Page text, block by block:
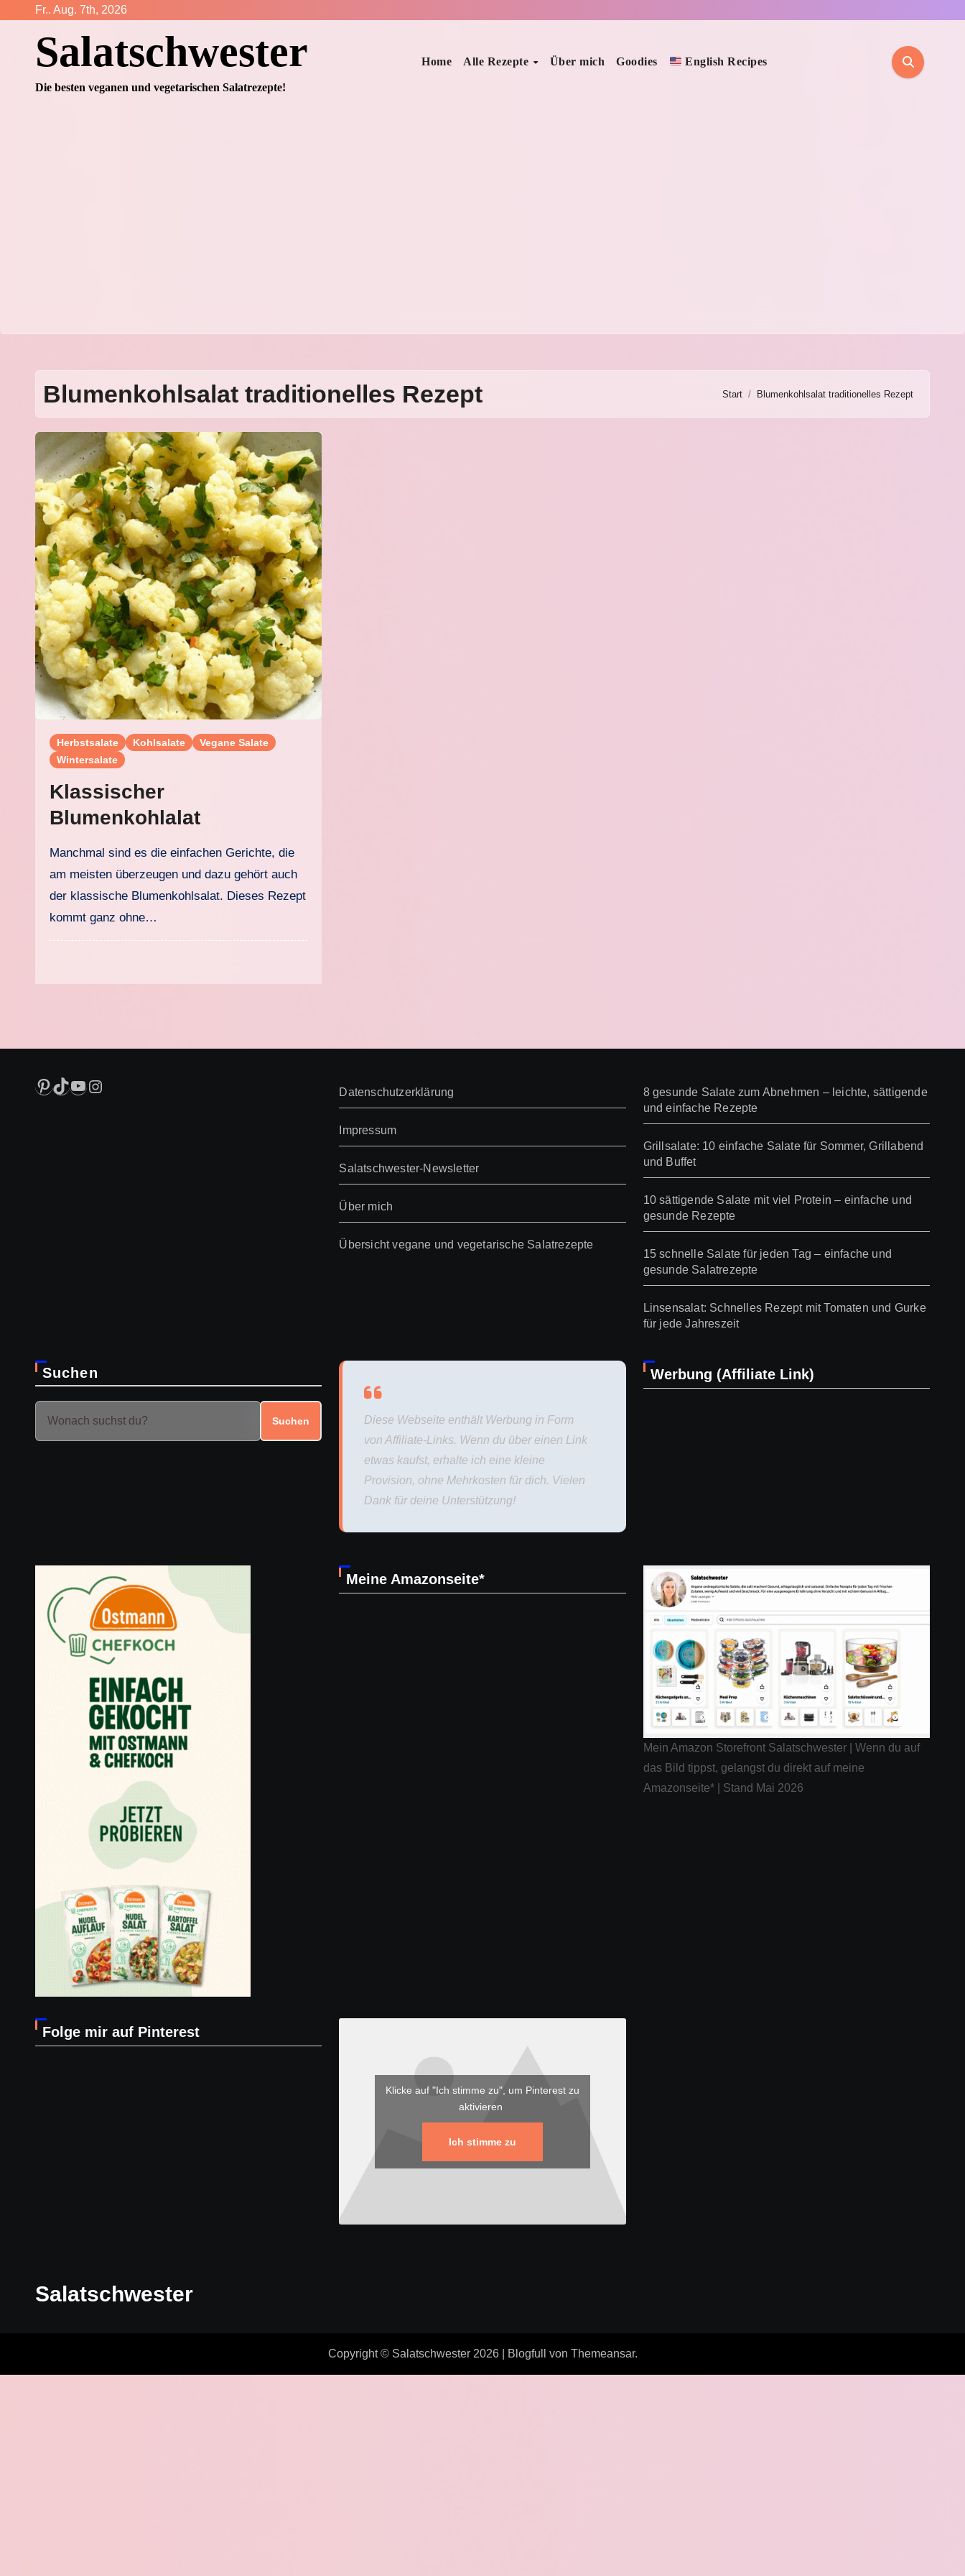
springen
Fr.. Aug. 7th, 2026
Salatschwester
Die besten veganen und vegetarischen Salatrezepte!
Home Alle Rezepte Über mich Goodies English Recipes
Blumenkohlsalat traditionelles Rezept Start Blumenkohlsalat traditionelles Rezept
Herbstsalate Kohlsalate
Vegane Salate
Wintersalate
Klassischer
Blumenkohlalat
Manchmal sind es die einfachen Gerichte, die
am meisten überzeugen und dazu gehört auch
der klassische Blumenkohlsalat. Dieses Rezept
kommt ganz ohne…
Pinterest
TikTok
YouTube
Instagram Datenschutzerklärung
Impressum
Salatschwester-Newsletter
Über mich
Übersicht vegane und vegetarische Salatrezepte
8 gesunde Salate zum Abnehmen – leichte, sättigende
und einfache Rezepte
Grillsalate: 10 einfache Salate für Sommer, Grillabend
und Buffet
10 sättigende Salate mit viel Protein – einfache und
gesunde Rezepte
15 schnelle Salate für jeden Tag – einfache und
gesunde Salatrezepte
Linsensalat: Schnelles Rezept mit Tomaten und Gurke
für jede Jahreszeit
Suchen
Suchen
Diese Webseite enthält Werbung in Form
von Affiliate-Links. Wenn du über einen Link
etwas kaufst, erhalte ich eine kleine
Provision, ohne Mehrkosten für dich. Vielen
Dank für deine Unterstützung!
Werbung (Affiliate Link)
Meine Amazonseite*
Mein Amazon Storefront Salatschwester | Wenn du auf
das Bild tippst, gelangst du direkt auf meine
Amazonseite* | Stand Mai 2026
Folge mir auf Pinterest
Klicke auf "Ich stimme zu", um Pinterest zu
aktivieren
Ich stimme zu
Salatschwester
Copyright © Salatschwester 2026 Blogfull von Themeansar.